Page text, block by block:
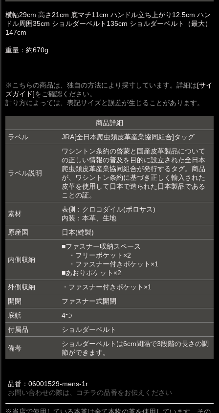
横幅29cm 高さ21cm 底マチ11cm ハンドル立ち上がり12.5cm ハン
ドル周囲35cm ショルダーベルト135cm ショルダーベルト（最大）
147cm
重量：約670g
※こちらの商品は、独自の方法により採寸しています。詳細は[サイ
ズガイド]をご確認ください。
計り方によっては、表記サイズと誤差が生じることがあります。
商品詳細
ラベル
JRA[全日本爬虫類皮革産業協同組合]タッグ
ラベル説明
ワシントン条約の啓蒙と国産皮革製品について
の正しい情報の普及を目的に設立された全日本
爬虫類皮革産業協同組合が発行するタグ。商品
が、ワシントン条約に基づき正しく輸入された
皮革を使用して日本で造られた日本製品である
ことの証。
素材
表側：クロコダイル(ポロサス)
内装：本革、生地
原産国
日本(縫製)
内側収納
■ファスナー収納スペース
・フリーポケット×2
・ファスナー付きポケット×1
■あおりポケット×2
外側収納
・ファスナー付きポケット×1
開閉
ファスナー式開閉
底鋲
4つ
付属品
ショルダーベルト
備考
ショルダーベルトは6cm間隔で3段階の長さの調
節ができます。
品番：06001529-mens-1r
お問い合わせの際は、コチラの品番をお伝えください